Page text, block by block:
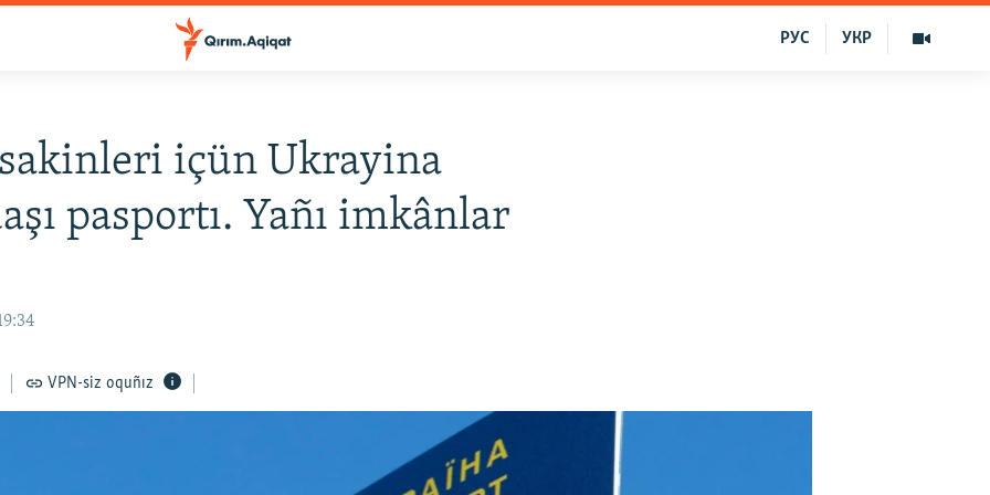
УКР
РУС
sakinleri içün Ukrayina
pasportı. Yañı imkânlar
VPN-siz oquñız